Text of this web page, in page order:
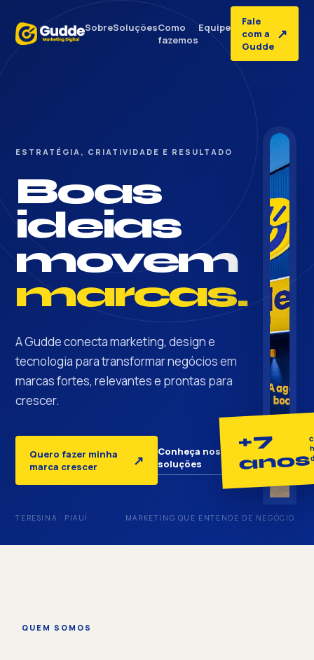
SobreSoluçõesComo
fazemos
Equipe
Fale
com a
Gudde
↗
ESTRATÉGIA, CRIATIVIDADE E RESULTADO
Boas
ideias
movem
marcas.
A Gudde conecta marketing, design e
tecnologia para transformar negócios em
marcas fortes, relevantes e prontas para
crescer.
Quero fazer minha
marca crescer
↗
Conheça nossas
soluções
↓
+7
anos
TERESINA · PIAUÍ MARKETING QUE ENTENDE DE NEGÓCIO.
QUEM SOMOS